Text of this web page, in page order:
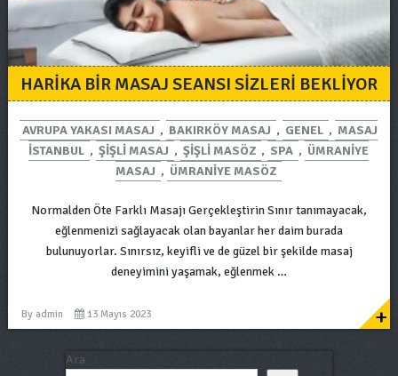
HARIKA BIR MASAJ SEANSI SIZLERI BEKLIYOR
AVRUPA YAKASI MASAJ , BAKIRKÖY MASAJ , GENEL , MASAJ
ISTANBUL , ŞIŞLI MASAJ , ŞIŞLI MASÖZ , SPA , ÜMRANIYE
MASAJ , ÜMRANIYE MASÖZ
Normalden Öte Farklı Masajı Gerçekleştirin Sınır tanımayacak,
eğlenmenizi sağlayacak olan bayanlar her daim burada
bulunuyorlar. Sınırsız, keyifli ve de güzel bir şekilde masaj
deneyimini yaşamak, eğlenmek …
By admin 13 Mayıs 2023 +
Ara